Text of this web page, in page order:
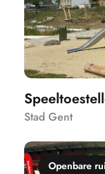
Stad Gent
Openbare